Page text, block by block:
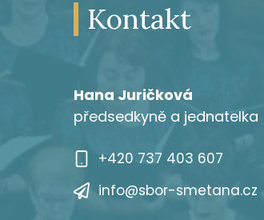
Kontakt
Hana Juričková
předsedkyně a jednatelka
+420 737 403 607
info@sbor-smetana.cz